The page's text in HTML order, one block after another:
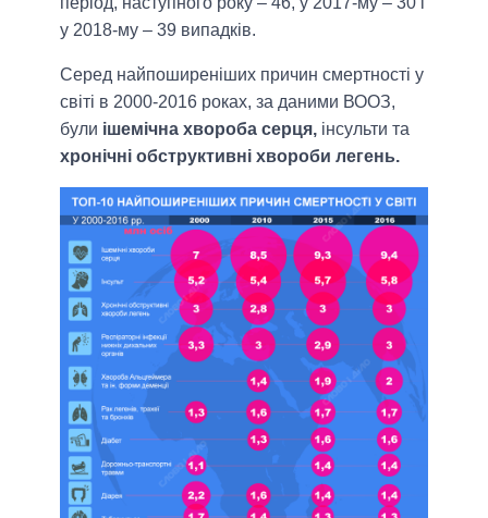
у 2018-му – 39 випадків.
Серед найпоширеніших причин смертності у
світі в 2000-2016 роках, за даними ВООЗ,
були ішемічна хвороба серця, інсульти та
хронічні обструктивні хвороби легень.